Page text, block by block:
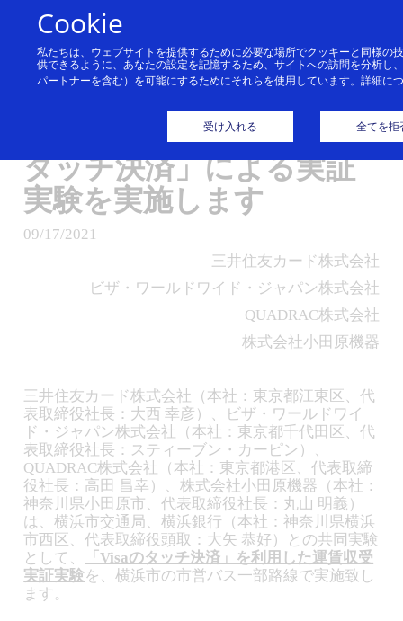
横浜市 市営路線バスでキ
ャッシュレス！
横浜市交通局と「Visaの
タッチ決済」による実証
実験を実施します
09/17/2021
三井住友カード株式会社
ビザ・ワールドワイド・ジャパン株式会社
QUADRAC株式会社
株式会社小田原機器
三井住友カード株式会社（本社：東京都江東区、代
表取締役社長：大西 幸彦）、ビザ・ワールドワイ
ド・ジャパン株式会社（本社：東京都千代田区、代
表取締役社長：スティーブン・カーピン）、
QUADRAC株式会社（本社：東京都港区、代表取締
役社長：高田 昌幸）、株式会社小田原機器（本社：
神奈川県小田原市、代表取締役社長：丸山 明義）
は、横浜市交通局、横浜銀行（本社：神奈川県横浜
市西区、代表取締役頭取：大矢 恭好）との共同実験
として、
「Visaのタッチ決済」を利用した運賃収受
実証実験を、横浜市の市営バス一部路線で実施致し
ます。
Cookie
私たちは、ウェブサイトを提供するために必要な場所でクッキーと同様の
供できるように、あなたの設定を記憶するため、サイトへの訪問を分析し
パートナーを含む）を可能にするためにそれらを使用しています。詳細に
受け入れる 全てを拒